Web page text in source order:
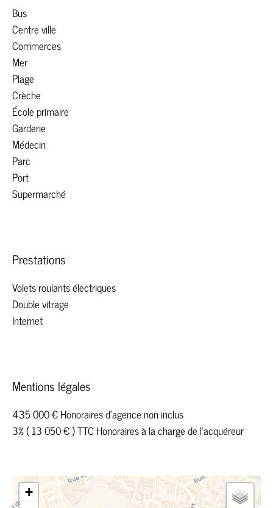
Bus
Centre ville
Commerces
Mer
Plage
Crèche
École primaire
Garderie
Médecin
Parc
Port
Supermarché
Prestations
Volets roulants électriques
Double vitrage
Internet
Mentions légales
435 000 € Honoraires d'agence non inclus
3% ( 13 050 € ) TTC Honoraires à la charge de l'acquéreur
+